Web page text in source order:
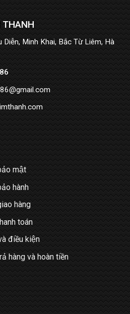
THANH
Minh Khai, Bắc Từ Liêm, Hà
mật
hành
hàng
toán
điều kiện
hàng và hoàn tiền